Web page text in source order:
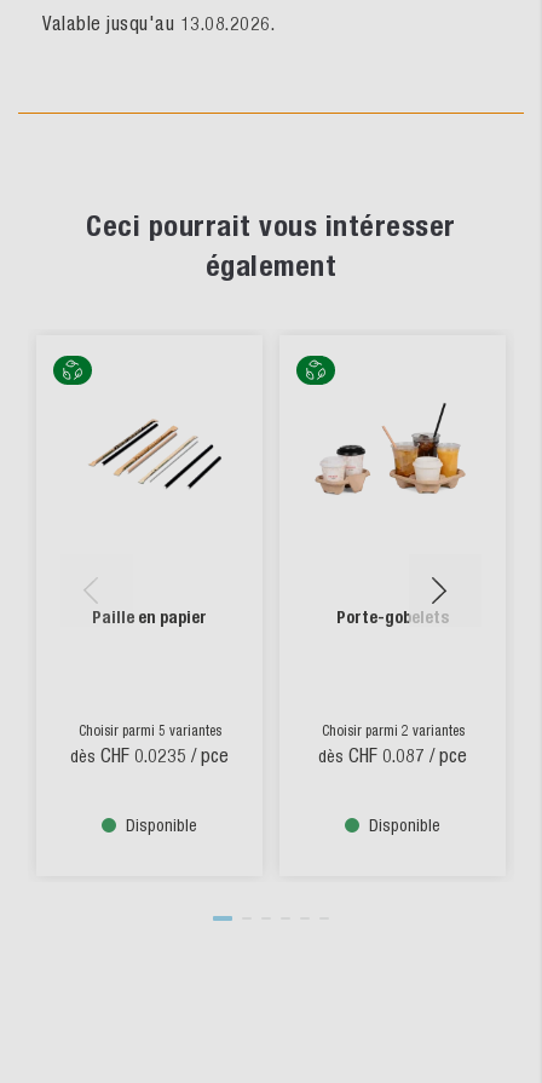
Valable jusqu'au 13.08.2026.
Ceci pourrait vous intéresser
également
Paille en papier
Choisir parmi 5 variantes
dès CHF 0.0235 / pce
Disponible
Porte-gobelets
Choisir parmi 2 variantes
dès CHF 0.087 / pce
Disponible